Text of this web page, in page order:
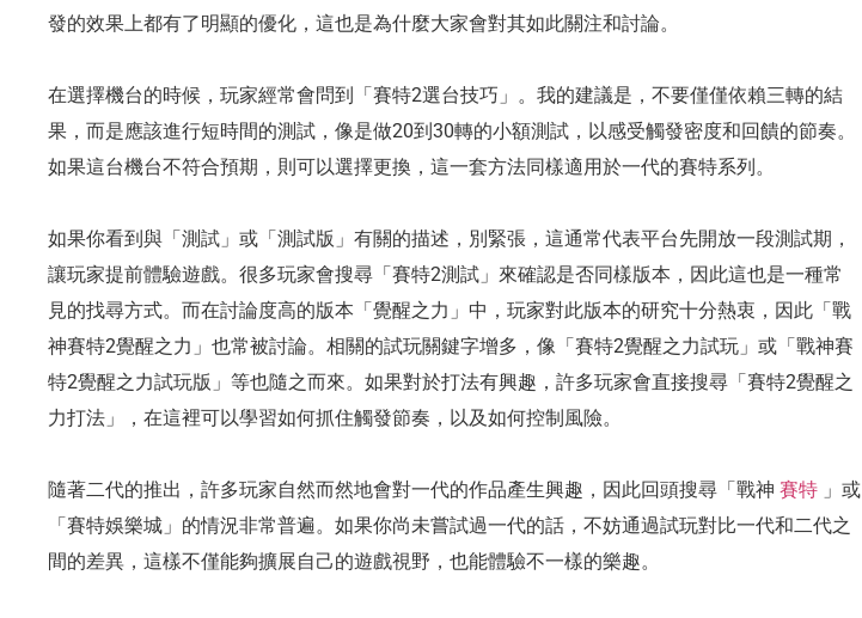
發的效果上都有了明顯的優化，這也是為什麼大家會對其如此關注和討論。
在選擇機台的時候，玩家經常會問到「賽特2選台技巧」。我的建議是，不要僅僅依賴三轉的結
果，而是應該進行短時間的測試，像是做20到30轉的小額測試，以感受觸發密度和回饋的節奏。
如果這台機台不符合預期，則可以選擇更換，這一套方法同樣適用於一代的賽特系列。
如果你看到與「測試」或「測試版」有關的描述，別緊張，這通常代表平台先開放一段測試期，
讓玩家提前體驗遊戲。很多玩家會搜尋「賽特2測試」來確認是否同樣版本，因此這也是一種常
見的找尋方式。而在討論度高的版本「覺醒之力」中，玩家對此版本的研究十分熱衷，因此「戰
神賽特2覺醒之力」也常被討論。相關的試玩關鍵字增多，像「賽特2覺醒之力試玩」或「戰神賽
特2覺醒之力試玩版」等也隨之而來。如果對於打法有興趣，許多玩家會直接搜尋「賽特2覺醒之
力打法」，在這裡可以學習如何抓住觸發節奏，以及如何控制風險。
隨著二代的推出，許多玩家自然而然地會對一代的作品產生興趣，因此回頭搜尋「戰神 賽特 」或
「賽特娛樂城」的情況非常普遍。如果你尚未嘗試過一代的話，不妨通過試玩對比一代和二代之
間的差異，這樣不僅能夠擴展自己的遊戲視野，也能體驗不一樣的樂趣。